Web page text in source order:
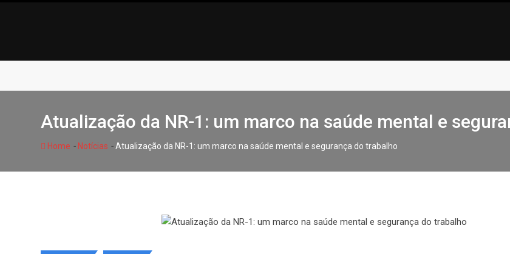
Atualização da NR-1: um marco na saúde mental e
Home - Notícias -Atualização da NR-1: um marco na saúde mental e segurança do trabalho